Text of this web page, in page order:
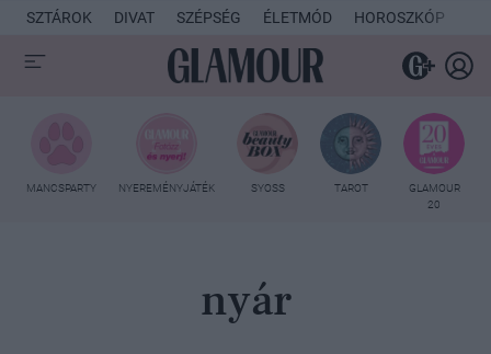
SZTÁROK DIVAT SZÉPSÉG ÉLETMÓD HOROSZKÓP
MANCSPARTY NYEREMÉNYJÁTÉK SYOSS TAROT
GLAMOUR
20
nyár